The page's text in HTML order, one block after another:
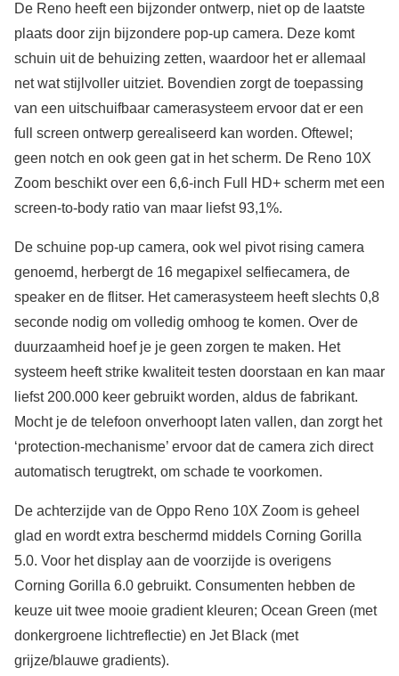
De Reno heeft een bijzonder ontwerp, niet op de laatste
plaats door zijn bijzondere pop-up camera. Deze komt
schuin uit de behuizing zetten, waardoor het er allemaal
net wat stijlvoller uitziet. Bovendien zorgt de toepassing
van een uitschuifbaar camerasysteem ervoor dat er een
full screen ontwerp gerealiseerd kan worden. Oftewel;
geen notch en ook geen gat in het scherm. De Reno 10X
Zoom beschikt over een 6,6-inch Full HD+ scherm met een
screen-to-body ratio van maar liefst 93,1%.
De schuine pop-up camera, ook wel pivot rising camera
genoemd, herbergt de 16 megapixel selfiecamera, de
speaker en de flitser. Het camerasysteem heeft slechts 0,8
seconde nodig om volledig omhoog te komen. Over de
duurzaamheid hoef je je geen zorgen te maken. Het
systeem heeft strike kwaliteit testen doorstaan en kan maar
liefst 200.000 keer gebruikt worden, aldus de fabrikant.
Mocht je de telefoon onverhoopt laten vallen, dan zorgt het
‘protection-mechanisme’ ervoor dat de camera zich direct
automatisch terugtrekt, om schade te voorkomen.
De achterzijde van de Oppo Reno 10X Zoom is geheel
glad en wordt extra beschermd middels Corning Gorilla
5.0. Voor het display aan de voorzijde is overigens
Corning Gorilla 6.0 gebruikt. Consumenten hebben de
keuze uit twee mooie gradient kleuren; Ocean Green (met
donkergroene lichtreflectie) en Jet Black (met
grijze/blauwe gradients).